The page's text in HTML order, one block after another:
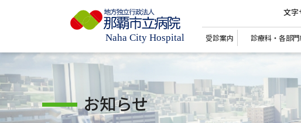
文字
受診案内 診療科・各部
お知らせ